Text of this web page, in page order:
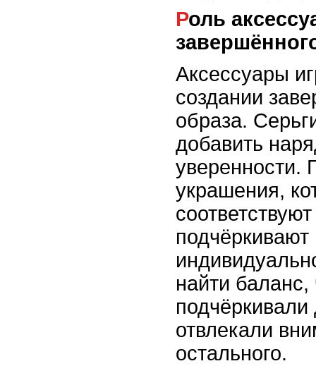
Роль аксессуаров в создании
Аксессуары
создании
образа.
добавить
уверенности.
украшения,
найти
подчёркивали
отвлекали
остального.